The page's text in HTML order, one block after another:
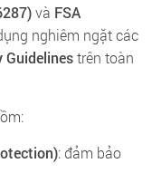
và FSA
nghiêm ngặt các
Guidelinestrên toàn
: đảm bảo